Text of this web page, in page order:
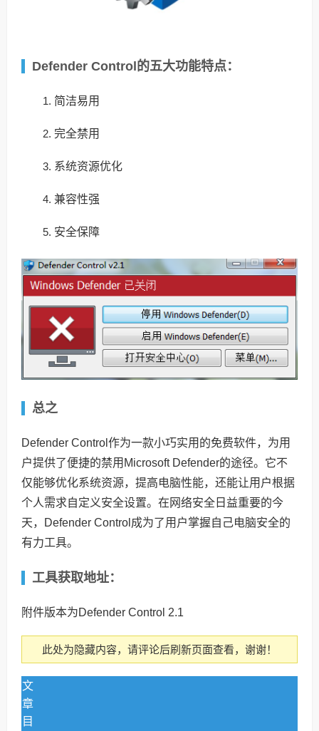
Defender Control的五大功能特点：
简洁易用
完全禁用
系统资源优化
兼容性强
安全保障
总之
Defender Control作为一款小巧实用的免费软件，为用
户提供了便捷的禁用Microsoft Defender的途径。它不
仅能够优化系统资源，提高电脑性能，还能让用户根据
个人需求自定义安全设置。在网络安全日益重要的今
天，Defender Control成为了用户掌握自己电脑安全的
有力工具。
工具获取地址：
附件版本为Defender Control 2.1
此处为隐藏内容，请评论后刷新页面查看，谢谢！
文
章
目